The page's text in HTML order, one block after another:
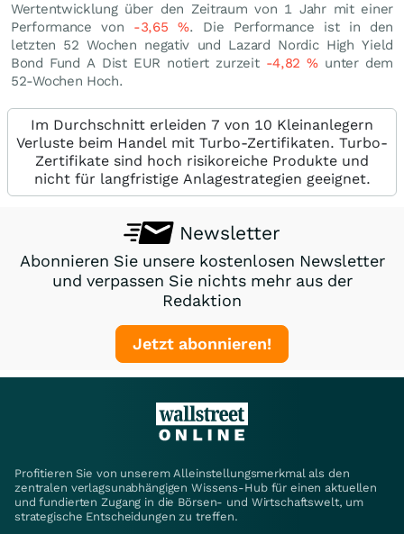
Wertentwicklung über den Zeitraum von 1 Jahr mit einer
Performance von -3,65%. Die Performance ist in den
letzten 52 Wochen negativ und Lazard Nordic High Yield
Bond Fund A Dist EUR notiert zurzeit -4,82%unter dem
52-Wochen Hoch.
Im Durchschnitt erleiden 7 von 10 Kleinanlegern
Verluste beim Handel mit Turbo-Zertifikaten. Turbo-
Zertifikate sind hoch risikoreiche Produkte und
nicht für langfristige Anlagestrategien geeignet.
Newsletter
Abonnieren Sie unsere kostenlosen Newsletter
und verpassen Sie nichts mehr aus der
Redaktion
Jetzt abonnieren!
Profitieren Sie von unserem Alleinstellungsmerkmal als den
zentralen verlagsunabhängigen Wissens-Hub für einen aktuellen
und fundierten Zugang in die Börsen- und Wirtschaftswelt, um
strategische Entscheidungen zu treffen.